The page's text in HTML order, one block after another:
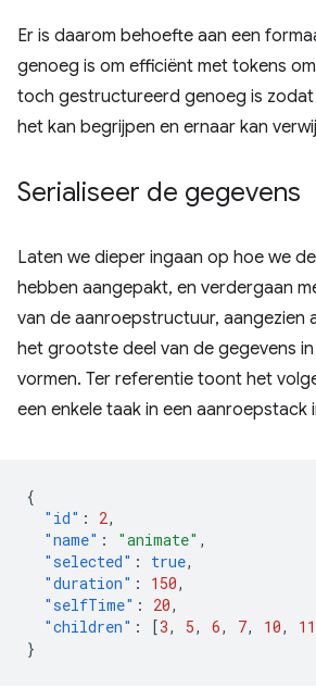
Er is daarom behoefte aan een
genoeg is om efficiënt met tokens
toch gestructureerd genoeg is
het kan begrijpen en ernaar kan
Serialiseer de gegevens
Laten we dieper ingaan op hoe we
hebben aangepakt, en verdergaan
van de aanroepstructuur, aangezien
het grootste deel van de gegevens
vormen. Ter referentie toont het
een enkele taak in een aanroepstack
{
"id" : 2,
"name" : "animate" ,
"selected" : true,
"duration" : 150,
"selfTime" : 20,
"children" : [3, 5, 6, 7, 10, 11
}